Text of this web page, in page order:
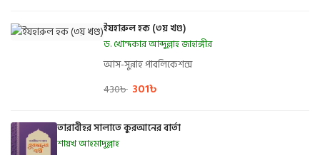
ইযহারুল হক (৩য় খণ্ড)
ড. খোন্দকার আব্দুল্লাহ জাহাঙ্গীর
আস-সুন্নাহ পাবলিকেশন্স
430৳ 301৳
তারাবীহর সালাতে কুরআনের বার্তা
শায়খ আহমাদুল্লাহ